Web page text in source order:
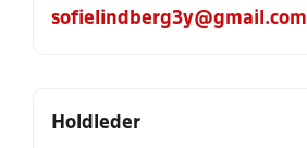
sofielindberg3y@gmail.com
Holdleder